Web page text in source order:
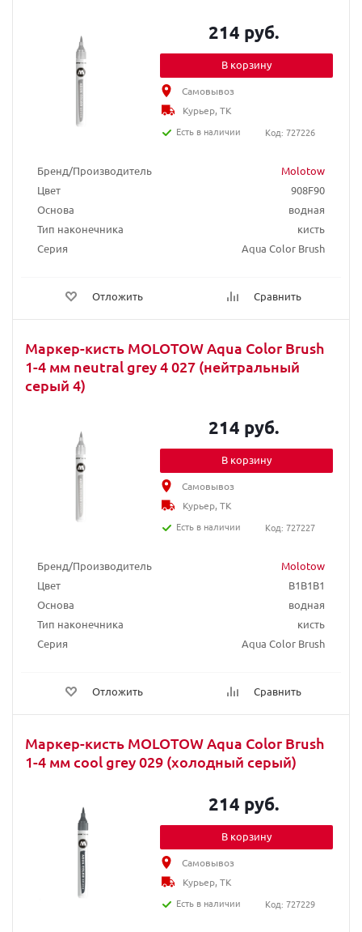
Бренд/Производитель
Molotow
Цвет
908F90
Основа
водная
Тип наконечника
кисть
Серия
Aqua Color Brush
Отложить Сравнить
214 руб.
В корзину
Самовывоз
Курьер, ТК
Есть в наличии
Код: 727226
Маркер-кисть MOLOTOW Aqua Color Brush
1-4 мм neutral grey 4 027 (нейтральный
серый 4)
Бренд/Производитель
Molotow
Цвет
B1B1B1
Основа
водная
Тип наконечника
кисть
Серия
Aqua Color Brush
Отложить Сравнить
214 руб.
В корзину
Самовывоз
Курьер, ТК
Есть в наличии
Код: 727227
Маркер-кисть MOLOTOW Aqua Color Brush
1-4 мм cool grey 029 (холодный серый)
214 руб.
В корзину
Самовывоз
Курьер, ТК
Есть в наличии
Код: 727229